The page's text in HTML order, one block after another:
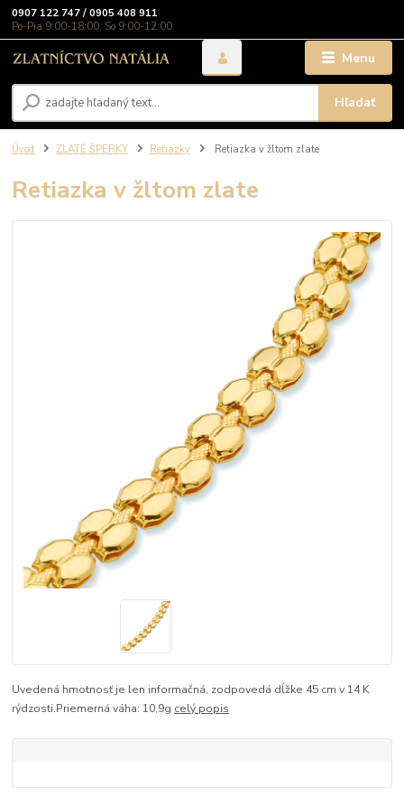
Menu
Hľadať
0907 122 747 / 0905 408 911
Po-Pia 9:00-18:00, So 9:00-12:00
Úvod ZLATÉ ŠPERKY Retiazky Retiazka v žltom zlate
Retiazka v žltom zlate
Uvedená hmotnosť je len informačná, zodpovedá dĺžke 45 cm v 14 K
rýdzosti.Priemerná váha: 10,9g celý popis